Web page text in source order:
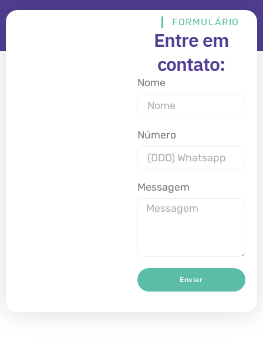
FORMULÁRIO
Entre em
contato:
Nome
Número
Messagem
Enviar